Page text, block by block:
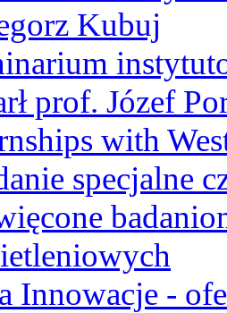
Kubuj
prof. Józef
with
specjalne
Innowacje -